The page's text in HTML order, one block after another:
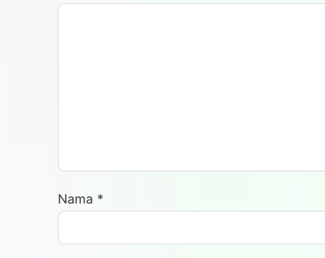
Nama *